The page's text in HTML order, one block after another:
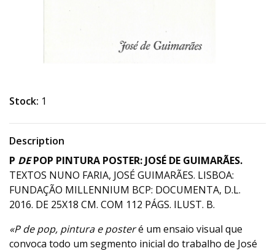
Stock: 1
Description
P DEPOP PINTURA POSTER: JOSÉ DE GUIMARÃES.
TEXTOS NUNO FARIA, JOSÉ GUIMARÃES. LISBOA:
FUNDAÇÃO MILLENNIUM BCP: DOCUMENTA, D.L.
2016. DE 25X18 CM. COM 112 PÁGS. ILUST. B.
«P de pop, pintura e posteré um ensaio visual que
convoca todo um segmento inicial do trabalho de José